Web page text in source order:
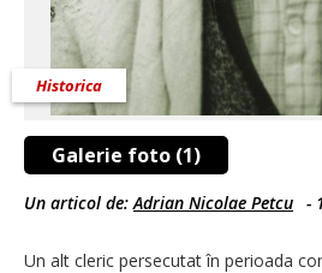
Galerie foto (1)
Historica
Un articol de:Adrian Nicolae Petcu -
Un alt cleric persecutat în perioada